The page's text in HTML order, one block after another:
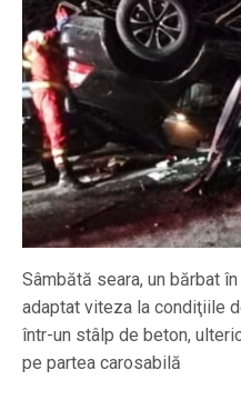
Sâmbătă seara, un bărbat
adaptat viteza la condiţiile
într-un stâlp de beton,
pe partea carosabilă